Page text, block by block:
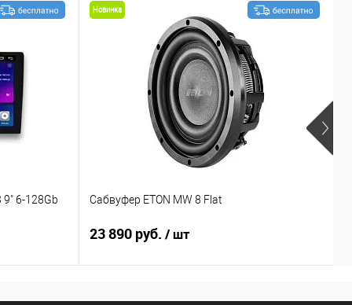
9" 6-128Gb
Новинка
Сабвуфер ETON MW 8 Flat
23 890 руб. / шт